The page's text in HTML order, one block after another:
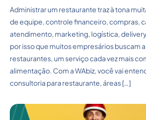
Administrar um restaurante traz à tona
de equipe, controle financeiro, compras,
atendimento, marketing, logística,
por isso que muitos empresários buscam
restaurantes, um serviço cada vez mais
alimentação. Com a WAbiz, você vai
consultoria para restaurante, áreas […]